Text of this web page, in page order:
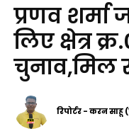
प्रणव
लिए क्षेत्र
चुनाव,मिल
रिपोर्टर - करन